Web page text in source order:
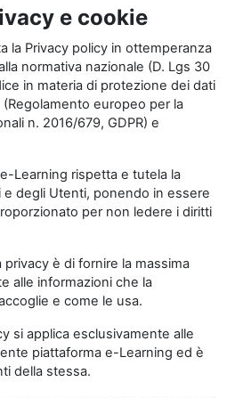
e cookie
la Privacy policy in ottemperanza
normativa nazionale (D. Lgs 30
in materia di protezione dei dati
europeo per la
n. 2016/679, GDPR) e
Learning rispetta e tutela la
e degli Utenti, ponendo in essere
per non ledere i diritti
è di fornire la massima
alle informazioni che la
e come le usa.
si applica esclusivamente alle
piattaforma e-Learning ed è
della stessa.